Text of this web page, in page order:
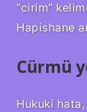
“cirim”
Hapishane
Cürmü
Hukuki